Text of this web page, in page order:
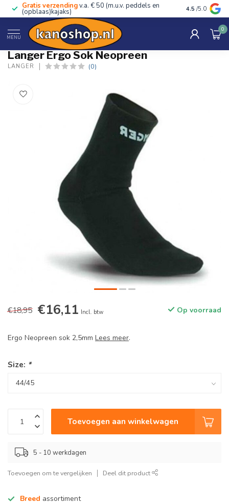
Gratis verzendingv.a. € 50 (m.u.v. peddels en
(opblaas)kajaks) Advies van
4.5 /5.0
MENU
0
Home / Ergo Sok Neopreen
Langer Ergo Sok Neopreen
LANGER (0)
€18,95 €16,11 Incl. btw Op voorraad
Ergo Neopreen sok 2,5mm Lees meer.
Size: *
Toevoegen aan winkelwagen
5 - 10 werkdagen
Toevoegen om te vergelijken Deel dit product
Breed assortiment